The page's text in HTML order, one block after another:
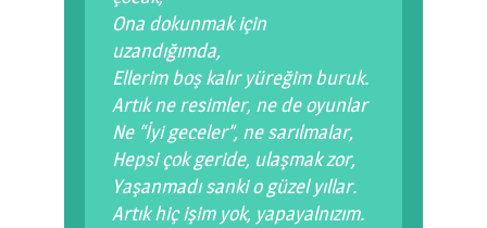
Ona dokunmak için
uzandığımda,
Ellerim boş kalır yüreğim buruk.
Artık ne resimler, ne de oyunlar
Ne “İyi geceler”, ne sarılmalar,
Hepsi çok geride, ulaşmak zor,
Yaşanmadı sanki o güzel yıllar.
Artık hiç işim yok, yapayalnızım.